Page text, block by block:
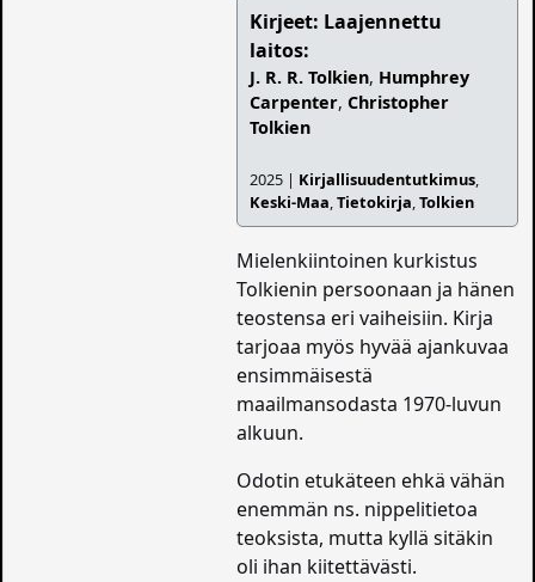
Kirjeet: Laajennettu
laitos:
J. R. R. Tolkien, Humphrey
Carpenter,Christopher
Tolkien
2025 | Kirjallisuudentutkimus,
Keski-Maa,Tietokirja,Tolkien
Mielenkiintoinen kurkistus
Tolkienin persoonaan ja hänen
teostensa eri vaiheisiin. Kirja
tarjoaa myös hyvää ajankuvaa
ensimmäisestä
maailmansodasta 1970-luvun
alkuun.
Odotin etukäteen ehkä vähän
enemmän ns. nippelitietoa
teoksista, mutta kyllä sitäkin
oli ihan kiitettävästi.